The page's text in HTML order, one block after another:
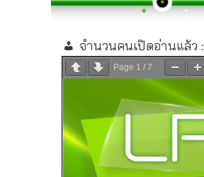
จำนวนคนเปิดอ่านแล้ว :
Page 1 / 7